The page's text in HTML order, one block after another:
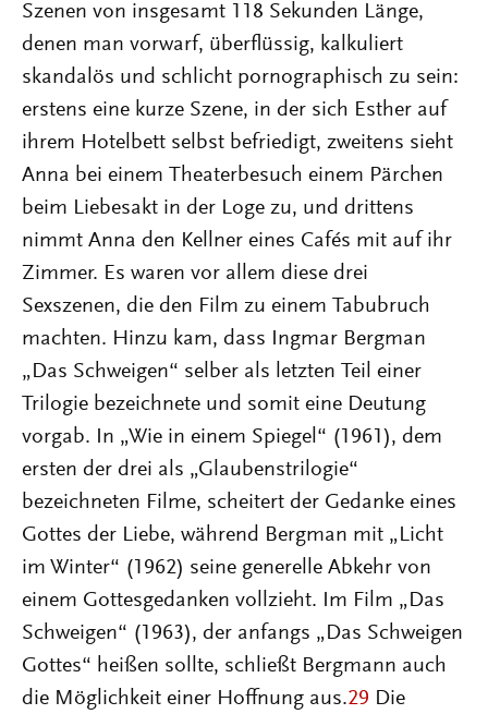
Szenen von insgesamt 118 Sekunden Länge,
denen man vorwarf, überflüssig, kalkuliert
skandalös und schlicht pornographisch zu sein:
erstens eine kurze Szene, in der sich Esther auf
ihrem Hotelbett selbst befriedigt, zweitens sieht
Anna bei einem Theaterbesuch einem Pärchen
beim Liebesakt in der Loge zu, und drittens
nimmt Anna den Kellner eines Cafés mit auf ihr
Zimmer. Es waren vor allem diese drei
Sexszenen, die den Film zu einem Tabubruch
machten. Hinzu kam, dass Ingmar Bergman
„Das Schweigen“ selber als letzten Teil einer
Trilogie bezeichnete und somit eine Deutung
vorgab. In „Wie in einem Spiegel“ (1961), dem
ersten der drei als „Glaubenstrilogie“
bezeichneten Filme, scheitert der Gedanke eines
Gottes der Liebe, während Bergman mit „Licht
im Winter“ (1962) seine generelle Abkehr von
einem Gottesgedanken vollzieht. Im Film „Das
Schweigen“ (1963), der anfangs „Das Schweigen
Gottes“ heißen sollte, schließt Bergmann auch
die Möglichkeit einer Hoffnung aus.29 Die